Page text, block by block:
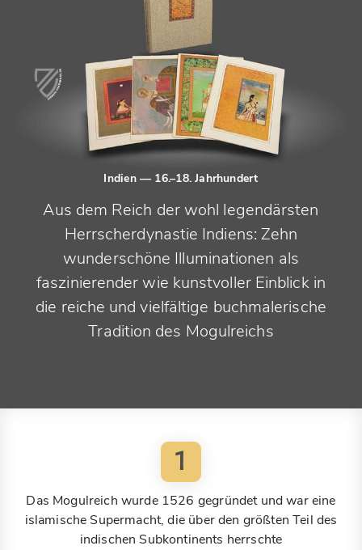
Indien — 16.–18. Jahrhundert
Aus dem Reich der wohl legendärsten
Herrscherdynastie Indiens: Zehn
wunderschöne Illuminationen als
faszinierender wie kunstvoller Einblick in
die reiche und vielfältige buchmalerische
Tradition des Mogulreichs
1
Das Mogulreich wurde 1526 gegründet und war eine
islamische Supermacht, die über den größten Teil des
indischen Subkontinents herrschte